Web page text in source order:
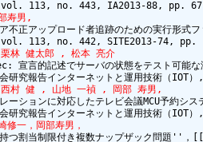
寿男,
不正アップロード者追跡のための実行形式
林 健太郎 , 松本 亮介
言的記述でサーバの状態をテスト可能
村 健 , 山地 一禎 , 岡部 寿男,
ーションに対応したテレビ会議MCU予約シ
修一，岡部寿男，